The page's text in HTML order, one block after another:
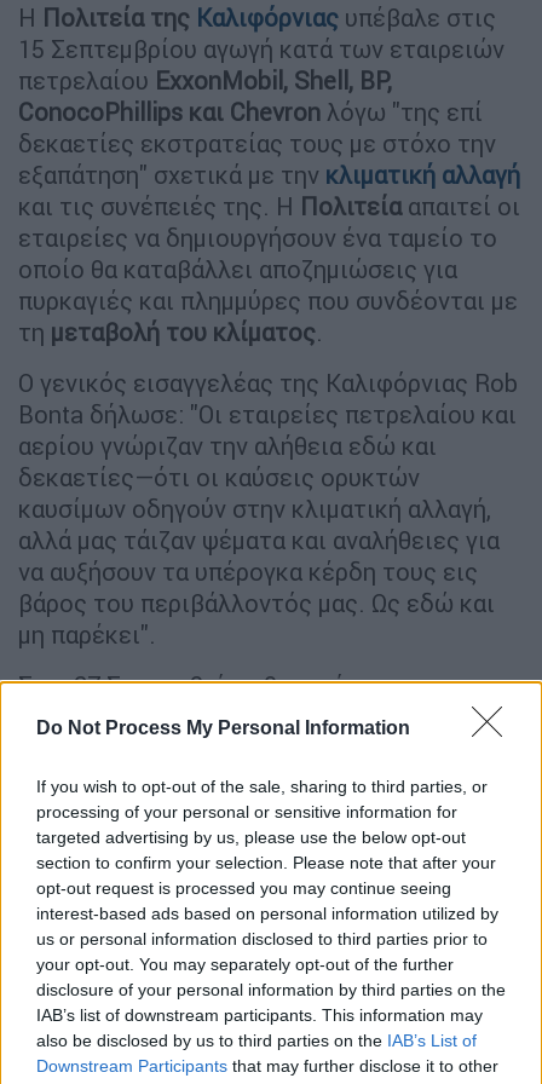
Do Not Process My Personal Information
If you wish to opt-out of the sale, sharing to third parties, or
processing of your personal or sensitive information for
targeted advertising by us, please use the below opt-out
section to confirm your selection. Please note that after your
opt-out request is processed you may continue seeing
interest-based ads based on personal information utilized by
us or personal information disclosed to third parties prior to
your opt-out. You may separately opt-out of the further
disclosure of your personal information by third parties on the
IAB’s list of downstream participants. This information may
also be disclosed by us to third parties on the IAB’s List of
Downstream Participants that may further disclose it to other
Η Πολιτεία της Καλιφόρνιας υπέβαλε στις
15 Σεπτεμβρίου αγωγή κατά των εταιρειών
πετρελαίου ExxonMobil, Shell, BP,
ConocoPhillips και Chevron λόγω "της επί
δεκαετίες εκστρατείας τους με στόχο την
εξαπάτηση" σχετικά με την κλιματική αλλαγή
και τις συνέπειές της. Η Πολιτείααπαιτεί οι
εταιρείες να δημιουργήσουν ένα ταμείο το
οποίο θα καταβάλλει αποζημιώσεις για
πυρκαγιές και πλημμύρες που συνδέονται με
τη μεταβολή του κλίματος.
Ο γενικός εισαγγελέας της Καλιφόρνιας Rob
Bonta δήλωσε: "Οι εταιρείες πετρελαίου και
αερίου γνώριζαν την αλήθεια εδώ και
δεκαετίες―ότι οι καύσεις ορυκτών
καυσίμων οδηγούν στην κλιματική αλλαγή,
αλλά μας τάιζαν ψέματα και αναλήθειες για
να αυξήσουν τα υπέρογκα κέρδη τους εις
βάρος του περιβάλλοντός μας. Ως εδώ και
μη παρέκει".
Στις 27 Σεπτεμβρίου, θα αρχίσει η
ακροαματική διαδικασία στο Ευρωπαϊκό
Δικαστήριο Ανθρωπίνων Δικαιωμάτων του
Στρασβούργου, μετά από προσφυγή έξι νέων
από την Πορτογαλία εναντίον των 27 χωρών
της Ευρωπαϊκής Ένωσης καθώς και της
Νορβηγίας, της Ελβετίας, της Ρωσίας, του
Ηνωμένου Βασιλείου και της Τουρκίας. Οι
νέοι προσφεύγουν στο Δικαστήριο επειδή
το δικαίωμά τους για ένα υγιές περιβάλλον
παραβιάζεται, ενώ οι 32 χώρες με την
πολιτική τους οδηγούν προς αύξηση 3οC
κατά τη διάρκεια της ζωής τους (σήμερα